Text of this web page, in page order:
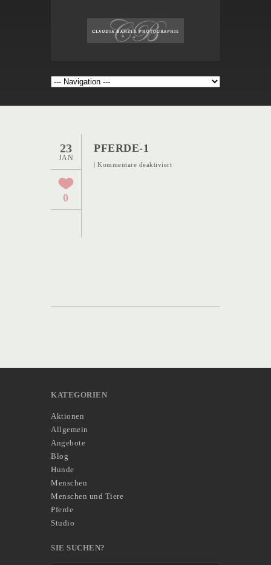
23
JAN
0
PFERDE-1
| Kommentare deaktiviertfür
KATEGORIEN
Aktionen
Allgemein
Angebote
Blog
Hunde
Menschen
Menschen und Tiere
Pferde
Studio
SIE SUCHEN?